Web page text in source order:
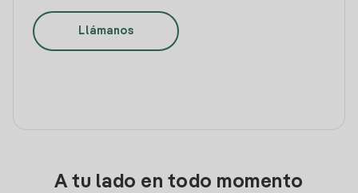
Llámanos
A tu lado en todo momento